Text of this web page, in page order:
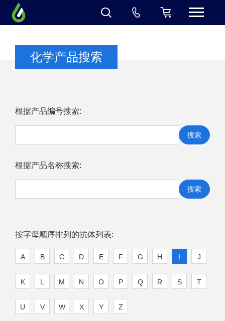
化学产品搜索
根据产品编号搜索:
搜索
根据产品名称搜索:
搜索
按字母顺序排列的抗体列表:
A B C D E F G H I J
K L M N O P Q R S T
U V W X Y Z